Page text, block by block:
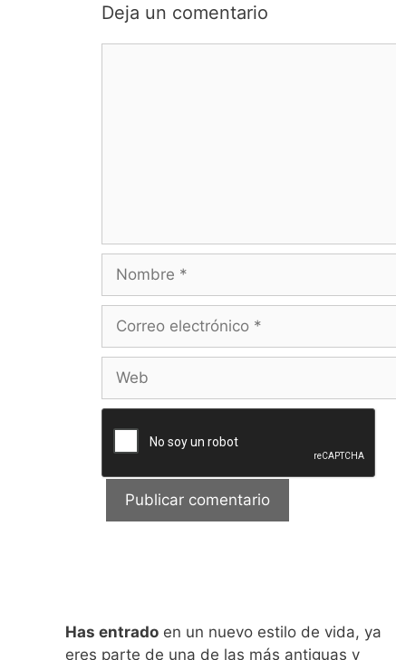
Deja un comentario
electrónico
Has entrado en un nuevo estilo de vida, ya
eres parte de una de las más antiguas y